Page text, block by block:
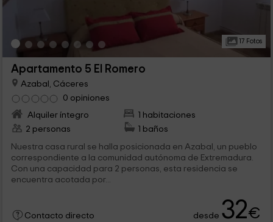
17 Fotos
Apartamento 5 El Romero
Azabal, Cáceres
0 opiniones
Alquiler íntegro
1 habitaciones
2 personas
1 baños
Nuestra casa rural se halla posicionada en Azabal, un pueblo
correspondiente a la comunidad autónoma de Extremadura.
Con una capacidad para 2 personas, esta residencia se
encuentra acotada por...
Contacto directo
desde 32€